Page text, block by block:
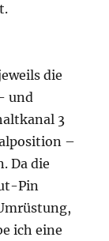
die
und
3
–
Da die
Pin
ich eine